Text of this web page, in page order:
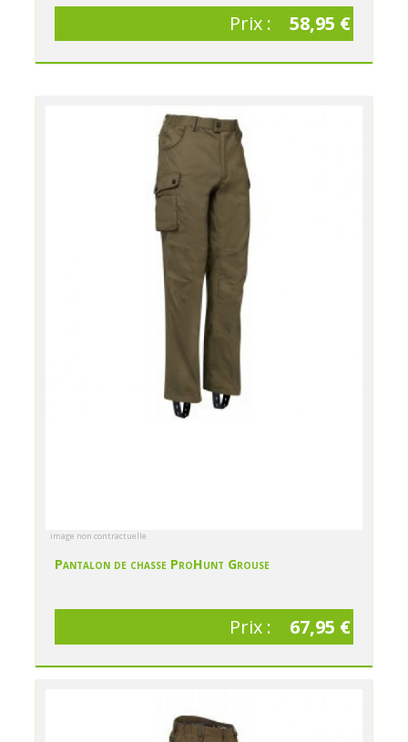
Prix : 58,95 €
image non contractuelle
Pantalon de chasse ProHunt Grouse
Prix : 67,95 €